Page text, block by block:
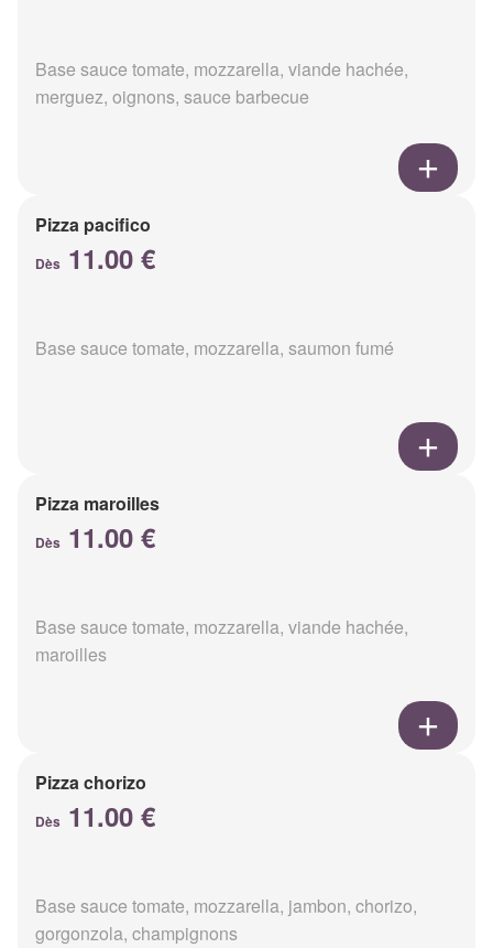
Base sauce tomate, mozzarella, viande hachée,
merguez, oignons, sauce barbecue
Pizza pacifico
Dès 11.00 €
Base sauce tomate, mozzarella, saumon fumé
Pizza maroilles
Dès 11.00 €
Base sauce tomate, mozzarella, viande hachée,
maroilles
Pizza chorizo
Dès 11.00 €
Base sauce tomate, mozzarella, jambon, chorizo,
gorgonzola, champignons